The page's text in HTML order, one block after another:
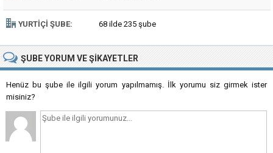
YURTIÇI ŞUBE: 68 ilde 235 şube
ŞUBEYORUM VE ŞIKAYETLER
Henüz bu şube ile ilgili yorum yapılmamış. İlk yorumu siz girmek ister
misiniz?